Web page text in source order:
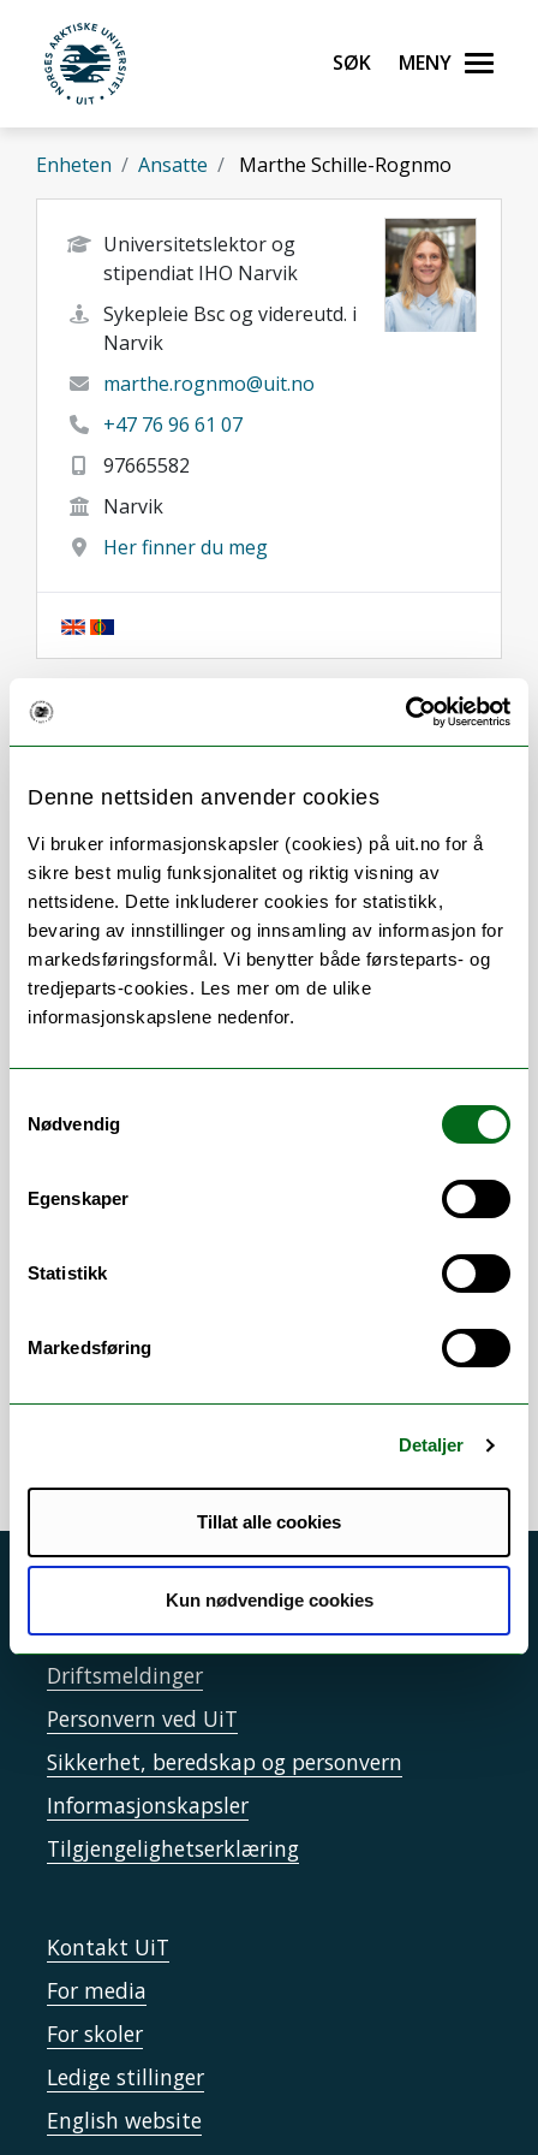
Denne nettsiden anvender cookies
Vi bruker informasjonskapsler (cookies) på uit.no for å
sikre best mulig funksjonalitet og riktig visning av
nettsidene. Dette inkluderer cookies for statistikk,
bevaring av innstillinger og innsamling av informasjon for
markedsføringsformål. Vi benytter både førsteparts- og
tredjeparts-cookies. Les mer om de ulike
informasjonskapslene nedenfor.
Nødvendig
Egenskaper
Statistikk
Markedsføring
Detaljer
Tillat alle cookies
Kun nødvendige cookies
Gå til hovedinnhold
UiT Norges arktiske universitet
Søk Meny
Enheten Ansatte Marthe Schille-Rognmo
Universitetslektor og
stipendiat IHO Narvik
Sykepleie Bsc og videreutd. i
Narvik
marthe.rognmo@uit.no
+47 76 96 61 07
97665582
Narvik
Her finner du meg
Stillingsbeskrivelse
Universitetslektor/Stipendiat IHO Narvik.
Arbeidsområder
Evaluering
Undervisning
Pediatri/
Si ifra!
Driftsmeldinger
Personvern ved UiT
Sikkerhet, beredskap og personvern
Informasjonskapsler
Tilgjengelighetserklæring
Kontakt UiT
For media
For skoler
Ledige stillinger
English website